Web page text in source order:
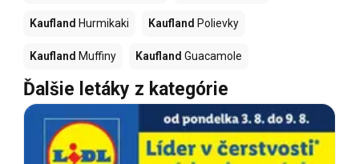
Kaufland Hurmikaki Kaufland Polievky
Kaufland Muffiny Kaufland Guacamole
Ďalšie letáky z kategórie